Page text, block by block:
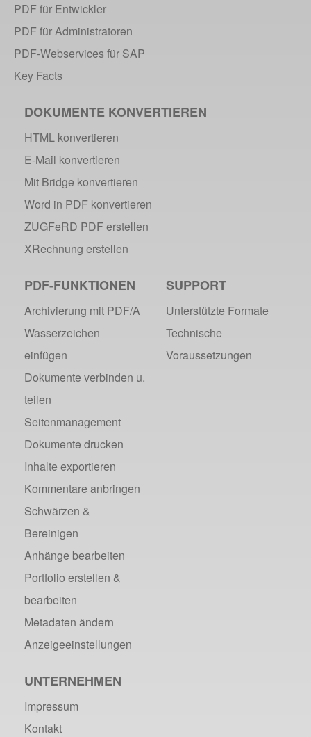
PDF für Entwickler
PDF für Administratoren
PDF-Webservices für SAP
Key Facts
DOKUMENTE KONVERTIEREN
HTML konvertieren
E-Mail konvertieren
Mit Bridge konvertieren
Word in PDF konvertieren
ZUGFeRD PDF erstellen
XRechnung erstellen
PDF-FUNKTIONEN
Archivierung mit PDF/A
Wasserzeichen
einfügen
Dokumente verbinden u.
teilen
Seitenmanagement
Dokumente drucken
Inhalte exportieren
Kommentare anbringen
Schwärzen &
Bereinigen
Anhänge bearbeiten
Portfolio erstellen &
bearbeiten
Metadaten ändern
Anzeigeeinstellungen
SUPPORT
Unterstützte Formate
Technische
Voraussetzungen
UNTERNEHMEN
Impressum
Kontakt